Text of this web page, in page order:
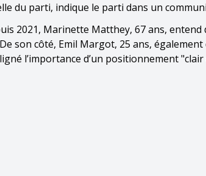
du parti, indique le parti dans un
2021, Marinette Matthey, 67 ans,
son côté, Emil Margot, 25 ans,
l’importance d’un positionnement